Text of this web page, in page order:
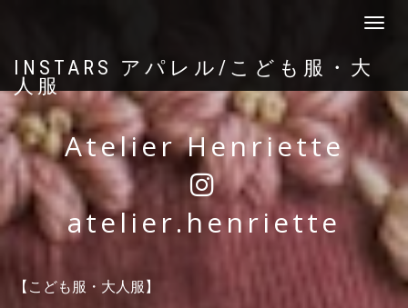
INSTARS アパレル/こども服・大
人服
Atelier Henriette
atelier.henriette
【こども服・大人服】